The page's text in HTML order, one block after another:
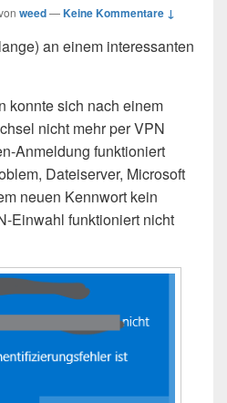
weed—Keine Kommentare ↓
an einem interessanten
konnte sich nach einem
nicht mehr per VPN
Anmeldung funktioniert
Dateiserver, Microsoft
neuen Kennwort kein
Einwahl funktioniert nicht